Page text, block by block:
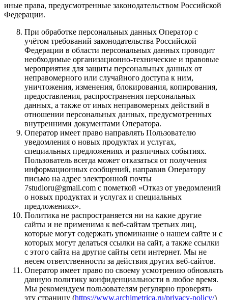
иные права, предусмотренные законодательством Российской
Федерации.
При обработке персональных данных Оператор с
учётом требований законодательства Российской
Федерации в области персональных данных проводит
необходимые организационно-технические и правовые
мероприятия для защиты персональных данных от
неправомерного или случайного доступа к ним,
уничтожения, изменения, блокирования, копирования,
предоставления, распространения персональных
данных, а также от иных неправомерных действий в
отношении персональных данных, предусмотренных
внутренними документами Оператора.
Оператор имеет право направлять Пользователю
уведомления о новых продуктах и услугах,
специальных предложениях и различных событиях.
Пользователь всегда может отказаться от получения
информационных сообщений, направив Оператору
письмо на адрес электронной почты
7studioru@gmail.com с пометкой «Отказ от уведомлений
о новых продуктах и услугах и специальных
предложениях».
Политика не распространяется ни на какие другие
сайты и не применима к веб-сайтам третьих лиц,
которые могут содержать упоминание о нашем сайте и с
которых могут делаться ссылки на сайт, а также ссылки
с этого сайта на другие сайты сети интернет. Мы не
несем ответственности за действия других веб-сайтов.
Оператор имеет право по своему усмотрению обновлять
данную политику конфиденциальности в любое время.
Мы рекомендуем пользователям регулярно проверять
эту страницу (https://www.archimetrica.ru/privacy-policy/)